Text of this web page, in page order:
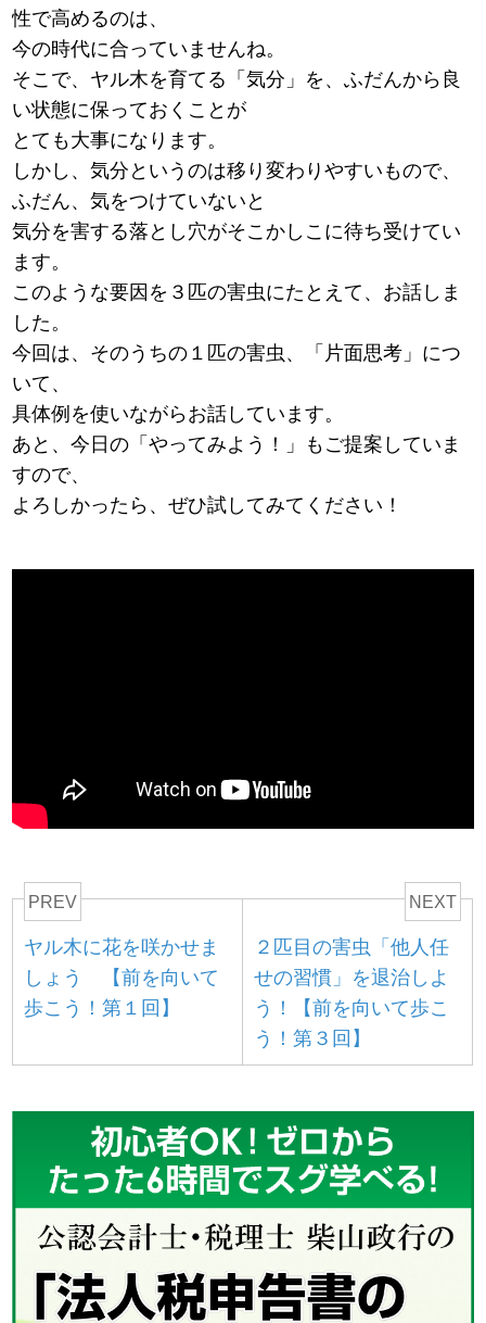
性で高めるのは、
今の時代に合っていませんね。
そこで、ヤル木を育てる「気分」を、ふだんから良
い状態に保っておくことが
とても大事になります。
しかし、気分というのは移り変わりやすいもので、
ふだん、気をつけていないと
気分を害する落とし穴がそこかしこに待ち受けてい
ます。
このような要因を３匹の害虫にたとえて、お話しま
した。
今回は、そのうちの１匹の害虫、「片面思考」につ
いて、
具体例を使いながらお話しています。
あと、今日の「やってみよう！」もご提案していま
すので、
よろしかったら、ぜひ試してみてください！
PREV
ヤル木に花を咲かせま
しょう 【前を向いて
歩こう！第１回】
NEXT
２匹目の害虫「他人任
せの習慣」を退治しよ
う！【前を向いて歩こ
う！第３回】